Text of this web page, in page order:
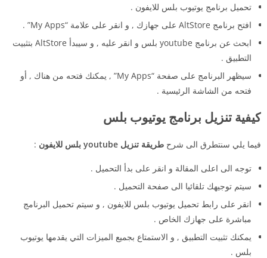
تحميل برنامج يوتيوب بلس للايفون .
افتح برنامج AltStore على جهازك , و انقر على علامة “My Apps” .
ابحث عن برنامج youtube بلس و انقر عليه , و سيبدأ AltStore بتثبيت
التطبيق .
سيظهر البرنامج على صفحة “My Apps” , يمكنك فتحه من هناك , أو
فتحه من الشاشة الرئيسية .
كيفية تنزيل برنامج يوتيوب بلس
فيما يلي سنتطرق الى شرح طريقة تنزيل youtube بلس للايفون :
توجه الى اعلى المقالة و انقر على بدأ التحميل .
سيتم توجيهك تلقائيا الى صفحة التحميل .
انقر على رابط تحميل يوتيوب بلس للايفون , و سيتم تحميل البرنامج
مباشرة على جهازك الخاص .
يمكنك تثبيت التطبيق , و الاستمتاع بجميع الميزات التي يقدمها يوتيوب
بلس .